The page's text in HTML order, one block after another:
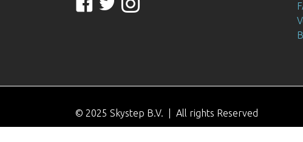
© 2025 Skystep B.V. | All rights Reserved